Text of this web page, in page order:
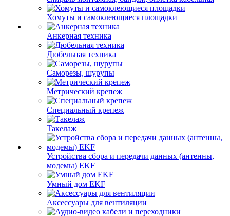
Хомуты и самоклеющиеся площадки
Анкерная техника
Дюбельная техника
Саморезы, шурупы
Метрический крепеж
Специальный крепеж
Такелаж
Устройства сбора и передачи данных (антенны,
модемы) EKF
Умный дом EKF
Аксессуары для вентиляции